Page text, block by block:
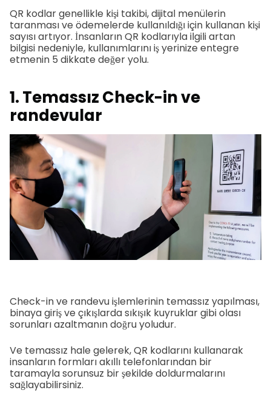
QR kodlar genellikle kişi takibi, dijital menülerin
taranması ve ödemelerde kullanıldığı için kullanan kişi
sayısı artıyor. İnsanların QR kodlarıyla ilgili artan
bilgisi nedeniyle, kullanımlarını iş yerinize entegre
etmenin 5 dikkate değer yolu.
1. Temassız Check-in ve
randevular
Check-in ve randevu işlemlerinin temassız yapılması,
binaya giriş ve çıkışlarda sıkışık kuyruklar gibi olası
sorunları azaltmanın doğru yoludur.
Ve temassız hale gelerek, QR kodlarını kullanarak
insanların formları akıllı telefonlarından bir
taramayla sorunsuz bir şekilde doldurmalarını
sağlayabilirsiniz.